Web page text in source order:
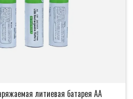
литиевая батарея AA